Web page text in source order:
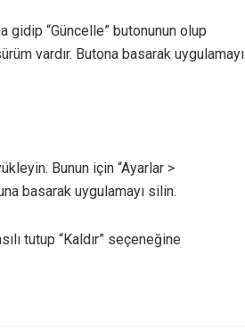
gidip “Güncelle” butonunun olup
vardır. Butona basarak uygulamayı
Bunun için “Ayarlar >
basarak uygulamayı silin.
tutup “Kaldır” seçeneğine